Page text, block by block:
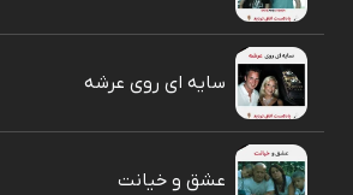
سایه ای روی عرشه
عشق و خیانت